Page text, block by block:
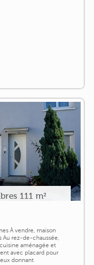
111 m²
À vendre, maison
Au rez-de-chaussée,
aménagée et
avec placard pour
donnant